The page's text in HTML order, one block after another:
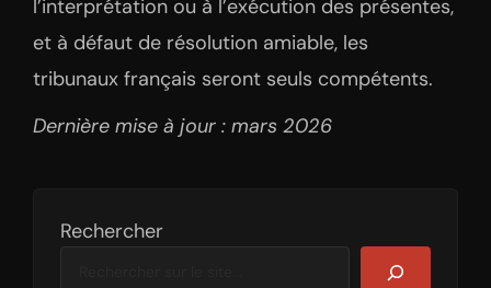
l’interprétation ou à l’exécution des présentes,
et à défaut de résolution amiable, les
tribunaux français seront seuls compétents.
Dernière mise à jour : mars 2026
Rechercher